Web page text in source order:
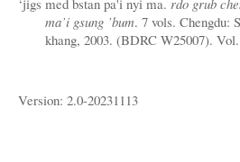
‘jigs med bstan pa'i nyi ma. rdo grub
ma’i gsung ’bum. 7 vols. Chengdu:
khang, 2003. (BDRC W25007).
Version: 2.0-20231113